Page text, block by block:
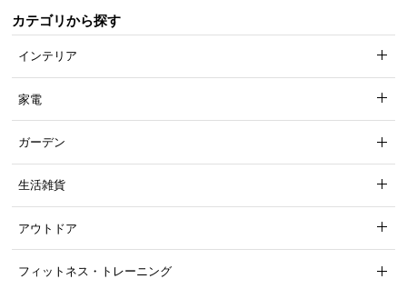
温もりのある優しい木目調
天然木を思わせる自然な木目調に仕上げられたテー
ブルはインテリアの主役になります。
カテゴリから探す
インテリア
家電
ガーデン
生活雑貨
アウトドア
フィットネス・トレーニング